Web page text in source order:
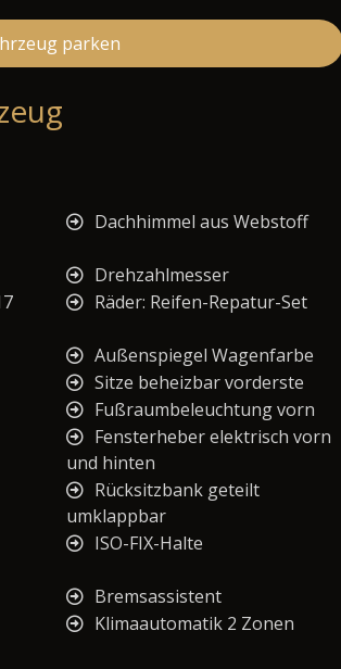
parken
Dachhimmel aus Webstoff
Drehzahlmesser
Räder: Reifen-Repatur-Set
Außenspiegel Wagenfarbe
Sitze beheizbar vorderste
Fußraumbeleuchtung vorn
Fensterheber elektrisch vorn
und hinten
Rücksitzbank geteilt
umklappbar
ISO-FIX-Halte
Bremsassistent
Klimaautomatik 2 Zonen